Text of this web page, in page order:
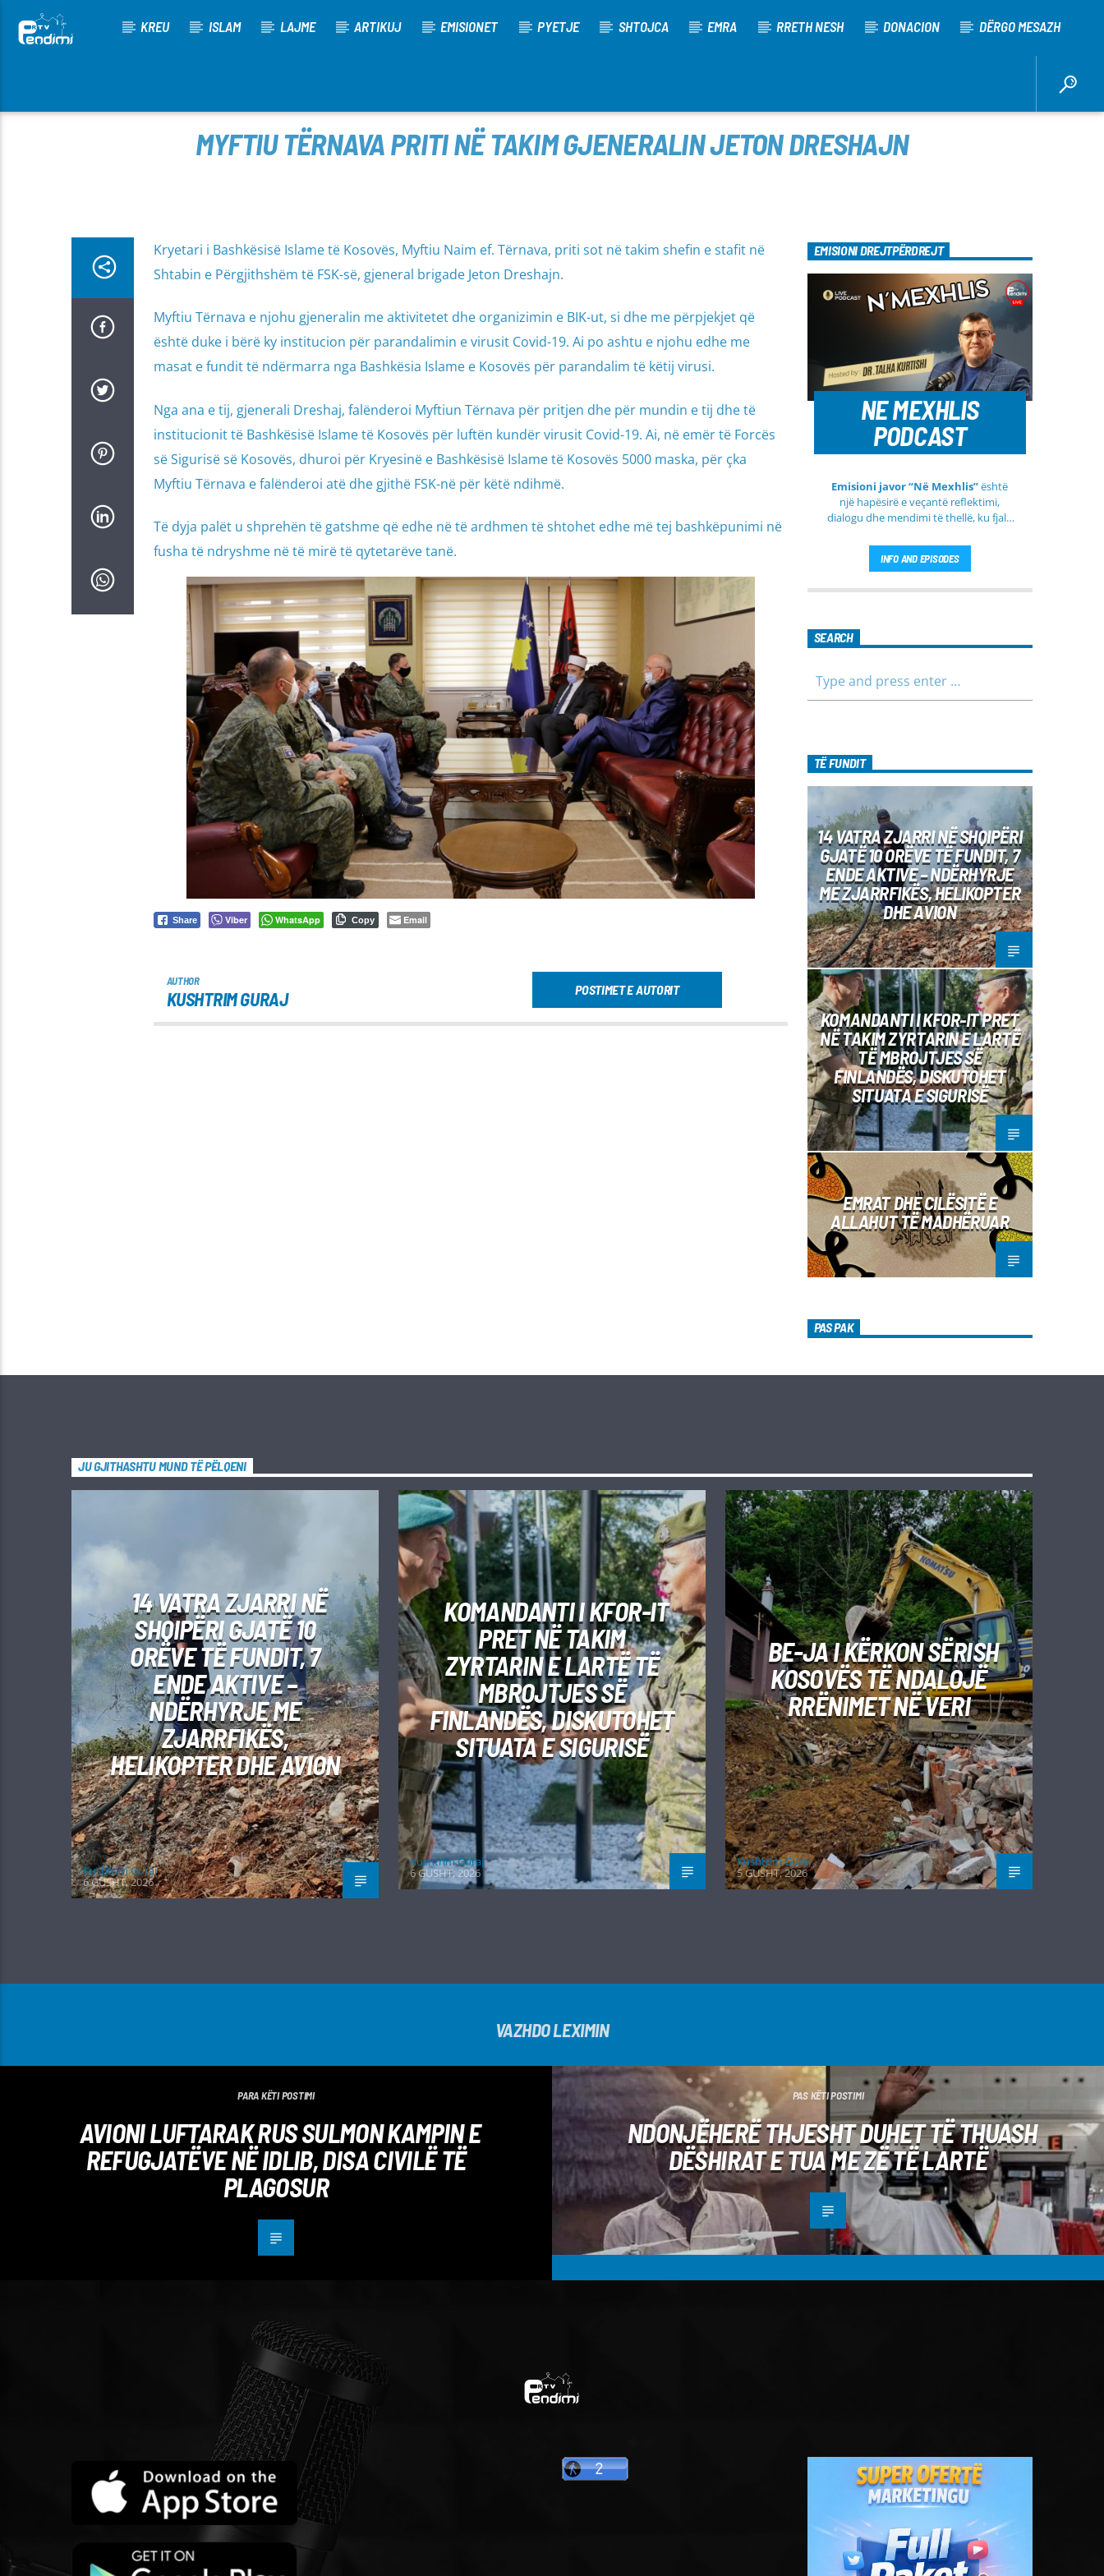
KREU ISLAM LAJME ARTIKUJ EMISIONET PYETJE SHTOJCA EMRA RRETH NESH DONACION DËRGO MESAZH
MYFTIU TËRNAVA PRITI NË TAKIM GJENERALIN JETON DRESHAJN
Kryetari i Bashkësisë Islame të Kosovës, Myftiu Naim ef. Tërnava, priti sot në takim shefin e stafit në
Shtabin e Përgjithshëm të FSK-së, gjeneral brigade Jeton Dreshajn.
Myftiu Tërnava e njohu gjeneralin me aktivitetet dhe organizimin e BIK-ut, si dhe me përpjekjet që
është duke i bërë ky institucion për parandalimin e virusit Covid-19. Ai po ashtu e njohu edhe me
masat e fundit të ndërmarra nga Bashkësia Islame e Kosovës për parandalim të këtij virusi.
Nga ana e tij, gjenerali Dreshaj, falënderoi Myftiun Tërnava për pritjen dhe për mundin e tij dhe të
institucionit të Bashkësisë Islame të Kosovës për luftën kundër virusit Covid-19. Ai, në emër të Forcës
së Sigurisë së Kosovës, dhuroi për Kryesinë e Bashkësisë Islame të Kosovës 5000 maska, për çka
Myftiu Tërnava e falënderoi atë dhe gjithë FSK-në për këtë ndihmë.
Të dyja palët u shprehën të gatshme që edhe në të ardhmen të shtohet edhe më tej bashkëpunimi në
fusha të ndryshme në të mirë të qytetarëve tanë.
Share Viber WhatsApp Copy Email
AUTHOR
KUSHTRIM GURAJ POSTIMET E AUTORIT
EMISIONI DREJTPËRDREJT
NE MEXHLIS
PODCAST
Emisioni javor “Në Mexhlis”është
një hapësirë e veçantë reflektimi,
dialogu dhe mendimi të thellë, ku fjala
kuptim të veçantë. Ky emision
transmetohetdrejtpërdrejt çdo të
formë komunikimi të hapur, të qetë
INFO AND EPISODES
SEARCH
TË FUNDIT
14 VATRA ZJARRI NË SHQIPËRI
GJATË 10 ORËVE TË FUNDIT, 7
ENDE AKTIVE – NDËRHYRJE
ME ZJARRFIKËS, HELIKOPTER
DHE AVION
KOMANDANTI I KFOR-IT PRET
NË TAKIM ZYRTARIN E LARTË
TË MBROJTJES SË
FINLANDËS, DISKUTOHET
SITUATA E SIGURISË
EMRAT DHE CILËSITË E
ALLAHUT TË MADHËRUAR
PAS PAK
JU GJITHASHTU MUND TË PËLQENI
14 VATRA ZJARRI NË
SHQIPËRI GJATË 10
ORËVE TË FUNDIT, 7
ENDE AKTIVE –
NDËRHYRJE ME
ZJARRFIKËS,
HELIKOPTER DHE AVION
Kushtrim Guraj
6 GUSHT, 2026
KOMANDANTI I KFOR-IT
PRET NË TAKIM
ZYRTARIN E LARTË TË
MBROJTJES SË
FINLANDËS, DISKUTOHET
SITUATA E SIGURISË
Kushtrim Guraj
6 GUSHT, 2026
BE-JA I KËRKON SËRISH
KOSOVËS TË NDALOJË
RRËNIMET NË VERI
Kushtrim Guraj
5 GUSHT, 2026
VAZHDO LEXIMIN
PARA KËTI POSTIMI
AVIONI LUFTARAK RUS SULMON KAMPIN E
REFUGJATËVE NË IDLIB, DISA CIVILË TË
PLAGOSUR
PAS KËTI POSTIMI
NDONJËHERË THJESHT DUHET TË THUASH
DËSHIRAT E TUA ME ZË TË LARTË